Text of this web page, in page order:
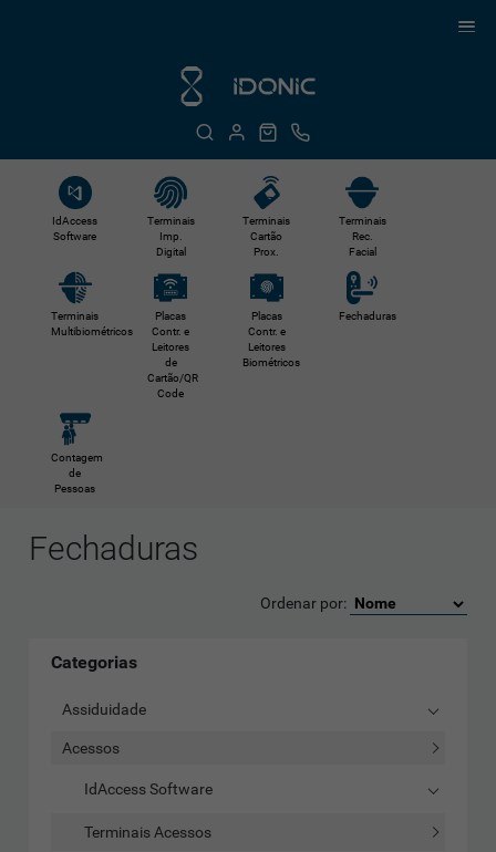
IdAccess
Software
Terminais
Imp.
Digital
Terminais
Cartão
Prox.
Terminais
Rec.
Facial
Terminais
Multibiométricos
Placas
Contr. e
Leitores
de
Cartão/QR
Code
Placas
Contr. e
Leitores
Biométricos
Fechaduras
Contagem
de
Pessoas
Fechaduras
Ordenar por:
Categorias
Assiduidade
Acessos
IdAccess Software
Terminais Acessos